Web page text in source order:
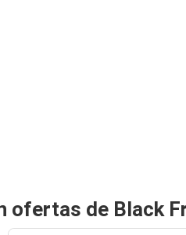
ofertas de Black